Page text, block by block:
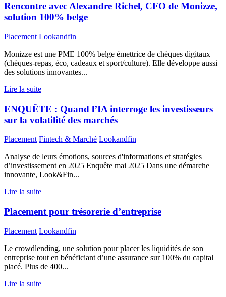
Rencontre avec Alexandre Richel, CFO de Monizze,
solution 100% belge
Placement Lookandfin
Monizze est une PME 100% belge émettrice de chèques digitaux
(chèques-repas, éco, cadeaux et sport/culture). Elle développe aussi
des solutions innovantes...
Lire la suite
ENQUÊTE : Quand l’IA interroge les investisseurs
sur la volatilité des marchés
Placement Fintech & Marché Lookandfin
Analyse de leurs émotions, sources d'informations et stratégies
d’investissement en 2025 Enquête mai 2025 Dans une démarche
innovante, Look&Fin...
Lire la suite
Placement pour trésorerie d’entreprise
Placement Lookandfin
Le crowdlending, une solution pour placer les liquidités de son
entreprise tout en bénéficiant d’une assurance sur 100% du capital
placé. Plus de 400...
Lire la suite